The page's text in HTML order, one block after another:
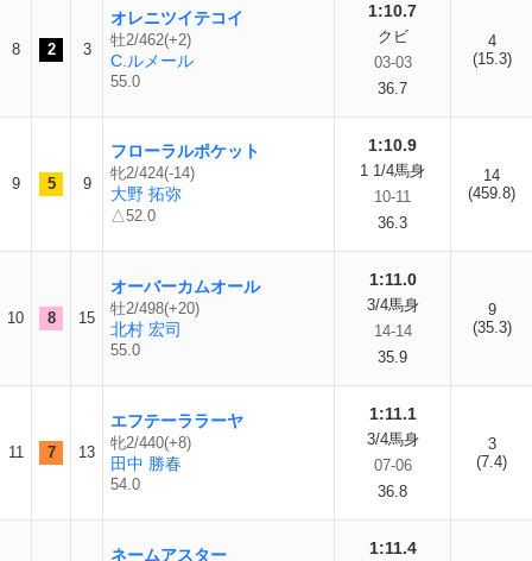
8 2 3
オレニツイテコイ
牡2/462(+2)
C.ルメール
55.0
1:10.7
クビ
03-03
36.7
4
(15.3)
9 5 9
フローラルポケット
牝2/424(-14)
大野 拓弥
△52.0
1:10.9
1 1/4馬身
10-11
36.3
14
(459.8)
10 8 15
オーバーカムオール
牡2/498(+20)
北村 宏司
55.0
1:11.0
3/4馬身
14-14
35.9
9
(35.3)
11 7 13
エフテーララーヤ
牝2/440(+8)
田中 勝春
54.0
1:11.1
3/4馬身
07-06
36.8
3
(7.4)
ネームアスター 1:11.4